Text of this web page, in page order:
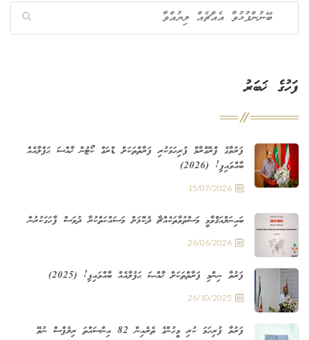
ފަހުގެ ޚަބަރު
ފަރުވާގެ ޕްރޮގްރާމް ފުރިހަމަކުރި ފަރާތްތަކަށް ޑްރަގް ކޯޓުން ޚާއްސަ ޙަފްލާއެއް
ބާއްވައިފި! (2026)
15/07/2026
ބައިނަލްއަޤްވާމީ މަސްތުވާތަކެއްޗާ ދެކޮޅަށް މަސައްކަތްކުރާ ދުވަސް ފާހަގަކުރުން
26/06/2026
ފަރުވާ ނިންމި ފަރާތްތަކަށް ޚާއްޞަ ޙަފުލާއެއް ބާއްވައިފި! (2025)
26/10/2025
ފަރުވާ ފުރިހަމަ ކުރި މީހުންގެ ތެރެއިން 82 އިންސައްތަ ރިލެޕްސް ނުވޭ